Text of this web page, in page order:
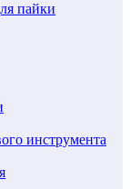
пайки
инструмента